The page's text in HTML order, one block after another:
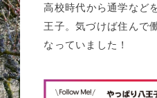
高校時代から通学など
王子。気づけば住んで
なっていました！